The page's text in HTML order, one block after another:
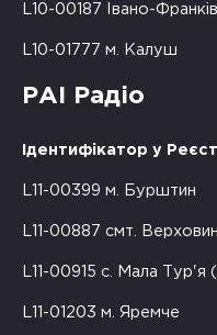
L10-00187 Івано-
L10-01777 м. Калуш
РАІ Радіо
Ідентифікатор у
L11-00399 м. Бурштин
L11-00887 смт.
L11-00915 с. Мала Тур'я
L11-01203 м. Яремче